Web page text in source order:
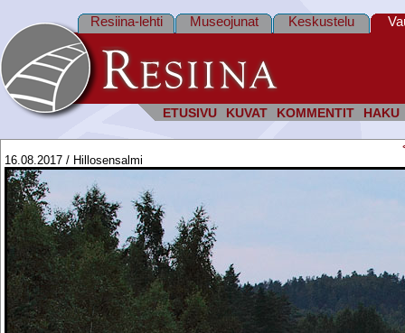
ETUSIVU KUVAT KOMMENTIT HAKU
Resiina-lehti Museojunat Keskustelu
16.08.2017 / Hillosensalmi